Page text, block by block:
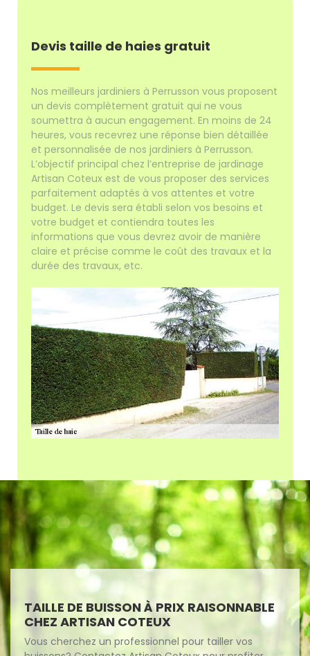
Devis taille de haies gratuit
Nos meilleurs jardiniers à Perrusson vous proposent
un devis complètement gratuit qui ne vous
soumettra à aucun engagement. En moins de 24
heures, vous recevrez une réponse bien détaillée
et personnalisée de nos jardiniers à Perrusson.
L’objectif principal chez l’entreprise de jardinage
Artisan Coteux est de vous proposer des services
parfaitement adaptés à vos attentes et votre
budget. Le devis sera établi selon vos besoins et
votre budget et contiendra toutes les
informations que vous devrez avoir de manière
claire et précise comme le coût des travaux et la
durée des travaux, etc.
TAILLE DE BUISSON À PRIX RAISONNABLE
CHEZ ARTISAN COTEUX
Vous cherchez un professionnel pour tailler vos